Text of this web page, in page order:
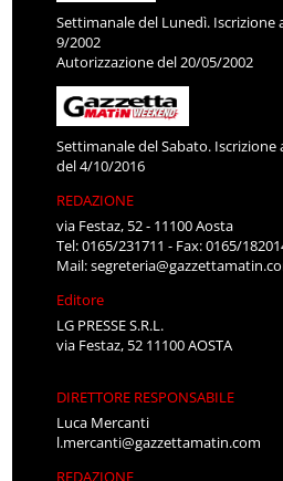
Settimanale del Lunedì. Iscrizione
9/2002
Autorizzazione del 20/05/2002
Settimanale del Sabato. Iscrizione
del 4/10/2016
REDAZIONE
via Festaz, 52 - 11100 Aosta
Tel: 0165/231711 - Fax: 0165/
Mail:
Editore
LG PRESSE S.R.L.
via Festaz, 52 11100 AOSTA
DIRETTORE RESPONSABILE
Luca Mercanti
l.mercanti@gazzettamatin.com
REDAZIONE